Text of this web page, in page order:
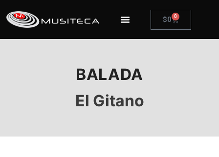
$0 0
BALADA
El Gitano